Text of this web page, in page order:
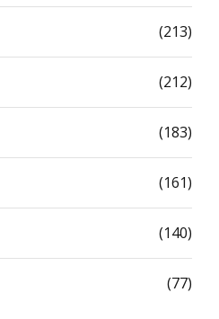
(213)
(212)
(183)
(161)
(140)
(77)